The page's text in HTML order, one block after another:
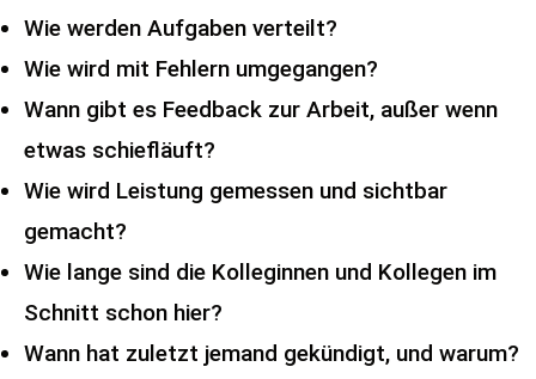
Wie werden Aufgaben verteilt?
Wie wird mit Fehlern umgegangen?
Wann gibt es Feedback zur Arbeit, außer wenn
etwas schiefläuft?
Wie wird Leistung gemessen und sichtbar
gemacht?
Wie lange sind die Kolleginnen und Kollegen im
Schnitt schon hier?
Wann hat zuletzt jemand gekündigt, und warum?